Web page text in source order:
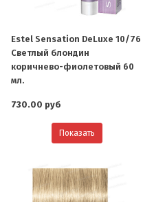
Estel Sensation DeLuxe 10/76
Светлый блондин
коричнево-фиолетовый 60
мл.
730.00 руб
Показать